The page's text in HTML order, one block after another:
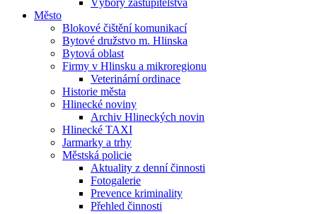
Výbory zastupitelstva
Město
Blokové čištění komunikací
Bytové družstvo m. Hlinska
Bytová oblast
Firmy v Hlinsku a mikroregionu
Veterinární ordinace
Historie města
Hlinecké noviny
Archiv Hlineckých novin
Hlinecké TAXI
Jarmarky a trhy
Městská policie
Aktuality z denní činnosti
Fotogalerie
Prevence kriminality
Přehled činnosti